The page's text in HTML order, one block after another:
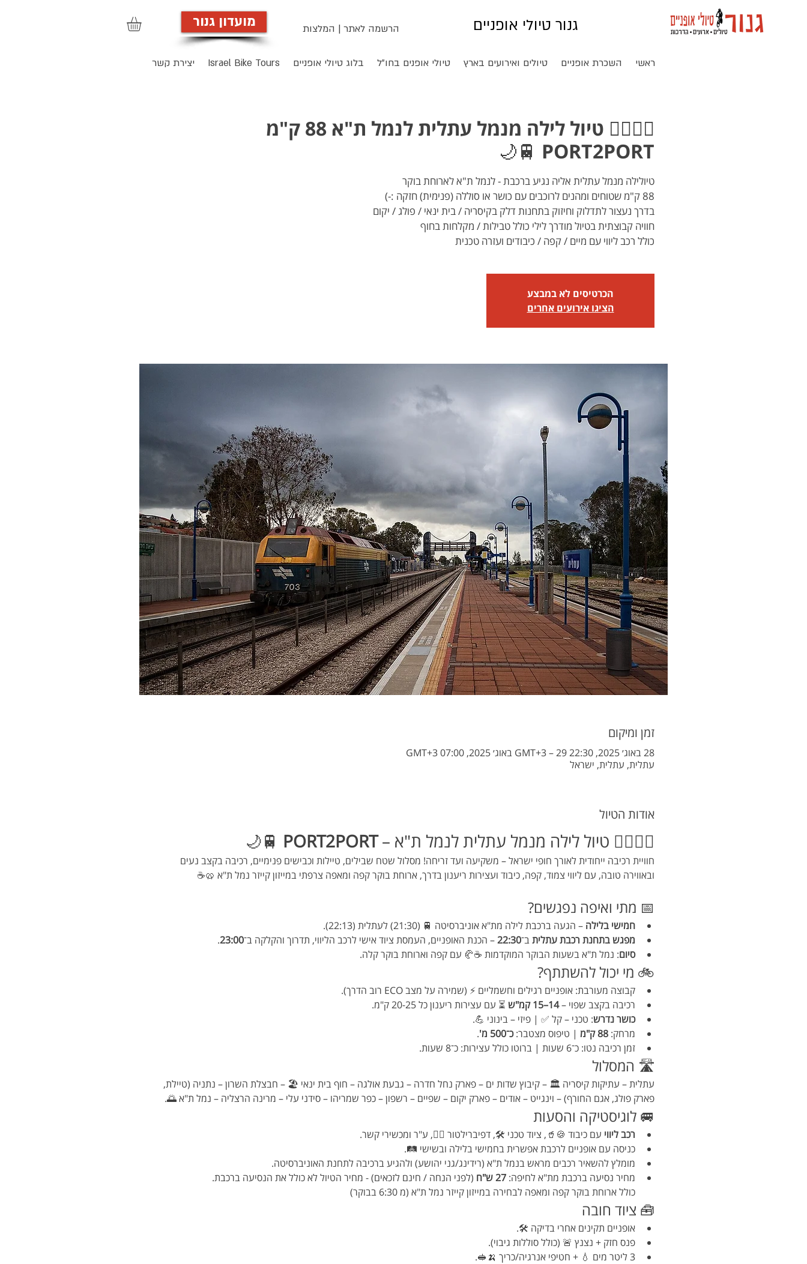
מועדון גנור הרשמה לאתר | המלצות גנור טיולי אופניים
ראשי השכרת אופניים טיולים ואירועים בארץ טיולי אופנים בחו"ל בלוג טיולי אופניים Israel Bike Tours יצירת קשר
🚴‍♂️🚴‍♀️ טיול לילה מנמל עתלית לנמל ת"א 88 ק"מ
PORT2PORT 🚆🌙
כולל רכב ליווי עם מיים / קפה / כיבודים ועזרה טכנית
הכרטיסים לא במבצע
הציגו אירועים אחרים
זמן ומיקום
28 באוג׳ 2025, 22:30 GMT‎+3‎ – 29 באוג׳ 2025, 07:00 GMT‎+3‎
עתלית, עתלית, ישראל
אודות הטיול
🚴‍♂️🚴‍♀️ טיול לילה מנמל עתלית לנמל ת"א – PORT2PORT
🚆🌙
חוויית רכיבה ייחודית לאורך חופי ישראל – משקיעה ועד זריחה! מסלול שטח שבילים, טיילות וכבישים פנימיים, רכיבה בקצב נעים
ובאווירה טובה, עם ליווי צמוד, קפה, כיבוד ועצירות ריענון בדרך, ארוחת בוקר קפה ומאפה צרפתי במייזון קייזר נמל ת"א 🥨☕
📅 מתי ואיפה נפגשים?
חמישי בלילה – הגעה ברכבת לילה מת"א אוניברסיטה 🚆 (21:30) לעתלית (22:13).
מפגש בתחנת רכבת עתלית ב־22:30 – הכנת האופניים, העמסת ציוד אישי לרכב הליווי, תדרוך והקלקה ב־23:00
.
סיום: נמל ת"א בשעות הבוקר המוקדמות ☕🥐 עם קפה וארוחת בוקר קלה.
🚲 מי יכול להשתתף?
קבוצה מעורבת: אופניים רגילים וחשמליים ⚡ (שמירה על מצב ECO רוב הדרך).
רכיבה בקצב שפוי – 14–15 קמ"ש
⏳ עם עצירות ריענון כל 20-25 ק"מ.
כושר נדרש: טכני – קל ✅ | פיזי – בינוני 💪.
מרחק: 88 ק"מ | טיפוס מצטבר: כ־500 מ'
.
זמן רכיבה נטו: כ־6 שעות | ברוטו כולל עצירות: כ־8 שעות.
🛣️ המסלול
עתלית – עתיקות קיסריה 🏛 – קיבוץ שדות ים – פארק נחל חדרה – גבעת אולגה – חוף בית ינאי 🏖 – חבצלת השרון – נתניה (טיילת,
פארק פולג, אגם החורף) – וינגייט – אודים – פארק יקום – שפיים – רשפון – כפר שמריהו – סידני עלי – מרינה הרצליה – נמל ת"א 🌅.
🚐 לוגיסטיקה והסעות
רכב ליווי עם כיבוד 🍪🥤, ציוד טכני 🛠, דפיברילטור ❤️‍🔥, ע"ר ומכשירי קשר.
כניסה עם אופניים לרכבת אפשרית בחמישי בלילה ובשישי 🛤.
מומלץ להשאיר רכבים מראש בנמל ת"א (רידינג/גני יהושע) ולהגיע ברכיבה לתחנת האוניברסיטה.
מחיר נסיעה ברכבת מת"א לחיפה: 27 ש"ח
(לפני הנחה / חינם לזכאים) - מחיר הטיול לא כולל את הנסיעה ברכבת.
כולל ארוחת בוקר קפה ומאפה לבחירה במייזון קייזר נמל ת"א (מ 6:30 בבוקר)
🧰 ציוד חובה
אופניים תקינים אחרי בדיקה 🛠.
פנס חזק + נצנץ 🚨 (כולל סוללות גיבוי).
3 ליטר מים 💧 + חטיפי אנרגיה/כריך 🍌🥪.